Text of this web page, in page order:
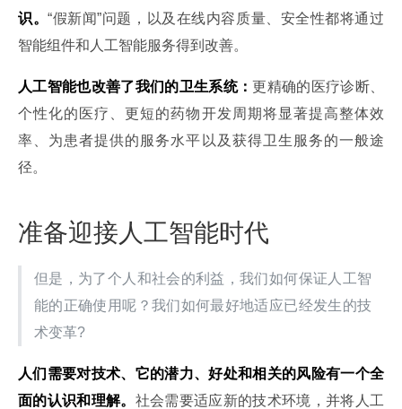
识。“假新闻”问题，以及在线内容质量、安全性都将通过
智能组件和人工智能服务得到改善。
人工智能也改善了我们的卫生系统：更精确的医疗诊断、
个性化的医疗、更短的药物开发周期将显著提高整体效
率、为患者提供的服务水平以及获得卫生服务的一般途
径。
准备迎接人工智能时代
但是，为了个人和社会的利益，我们如何保证人工智
能的正确使用呢？我们如何最好地适应已经发生的技
术变革?
人们需要对技术、它的潜力、好处和相关的风险有一个全
面的认识和理解。 社会需要适应新的技术环境，并将人工